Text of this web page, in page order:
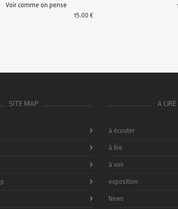
Voir comme on pense
15.00€
SITE MAP A
à écouter
à lire
à voir
exposition
News